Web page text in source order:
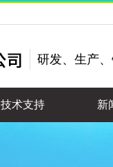
研发、生产
技术支持 新